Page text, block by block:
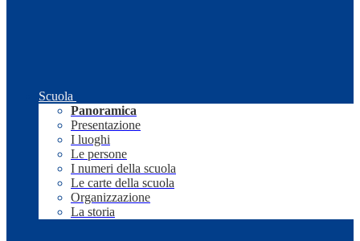
Scuola
Panoramica
Presentazione
I luoghi
Le persone
I numeri della scuola
Le carte della scuola
Organizzazione
La storia